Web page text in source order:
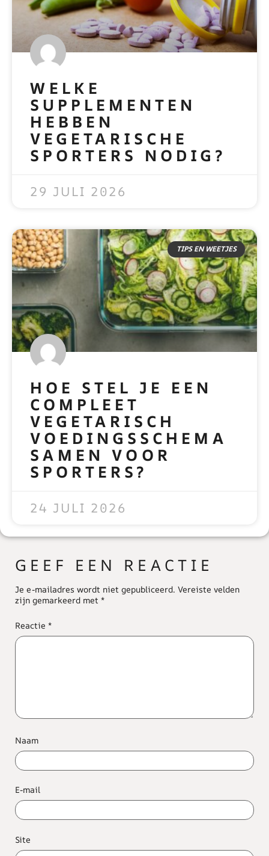
WELKE
SUPPLEMENTEN
HEBBEN
VEGETARISCHE
SPORTERS NODIG?
29 JULI 2026
TIPS EN WEETJES
HOE STEL JE EEN
COMPLEET
VEGETARISCH
VOEDINGSSCHEMA
SAMEN VOOR
SPORTERS?
24 JULI 2026
GEEF EEN REACTIE
Je e-mailadres wordt niet gepubliceerd. Vereiste velden
zijn gemarkeerd met *
Reactie *
Naam
E-mail
Site